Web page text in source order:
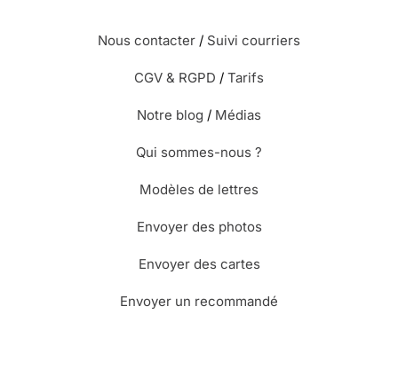
Nous contacter / Suivi courriers
CGV & RGPD / Tarifs
Notre blog / Médias
Qui sommes-nous ?
Modèles de lettres
Envoyer des photos
Envoyer des cartes
Envoyer un recommandé